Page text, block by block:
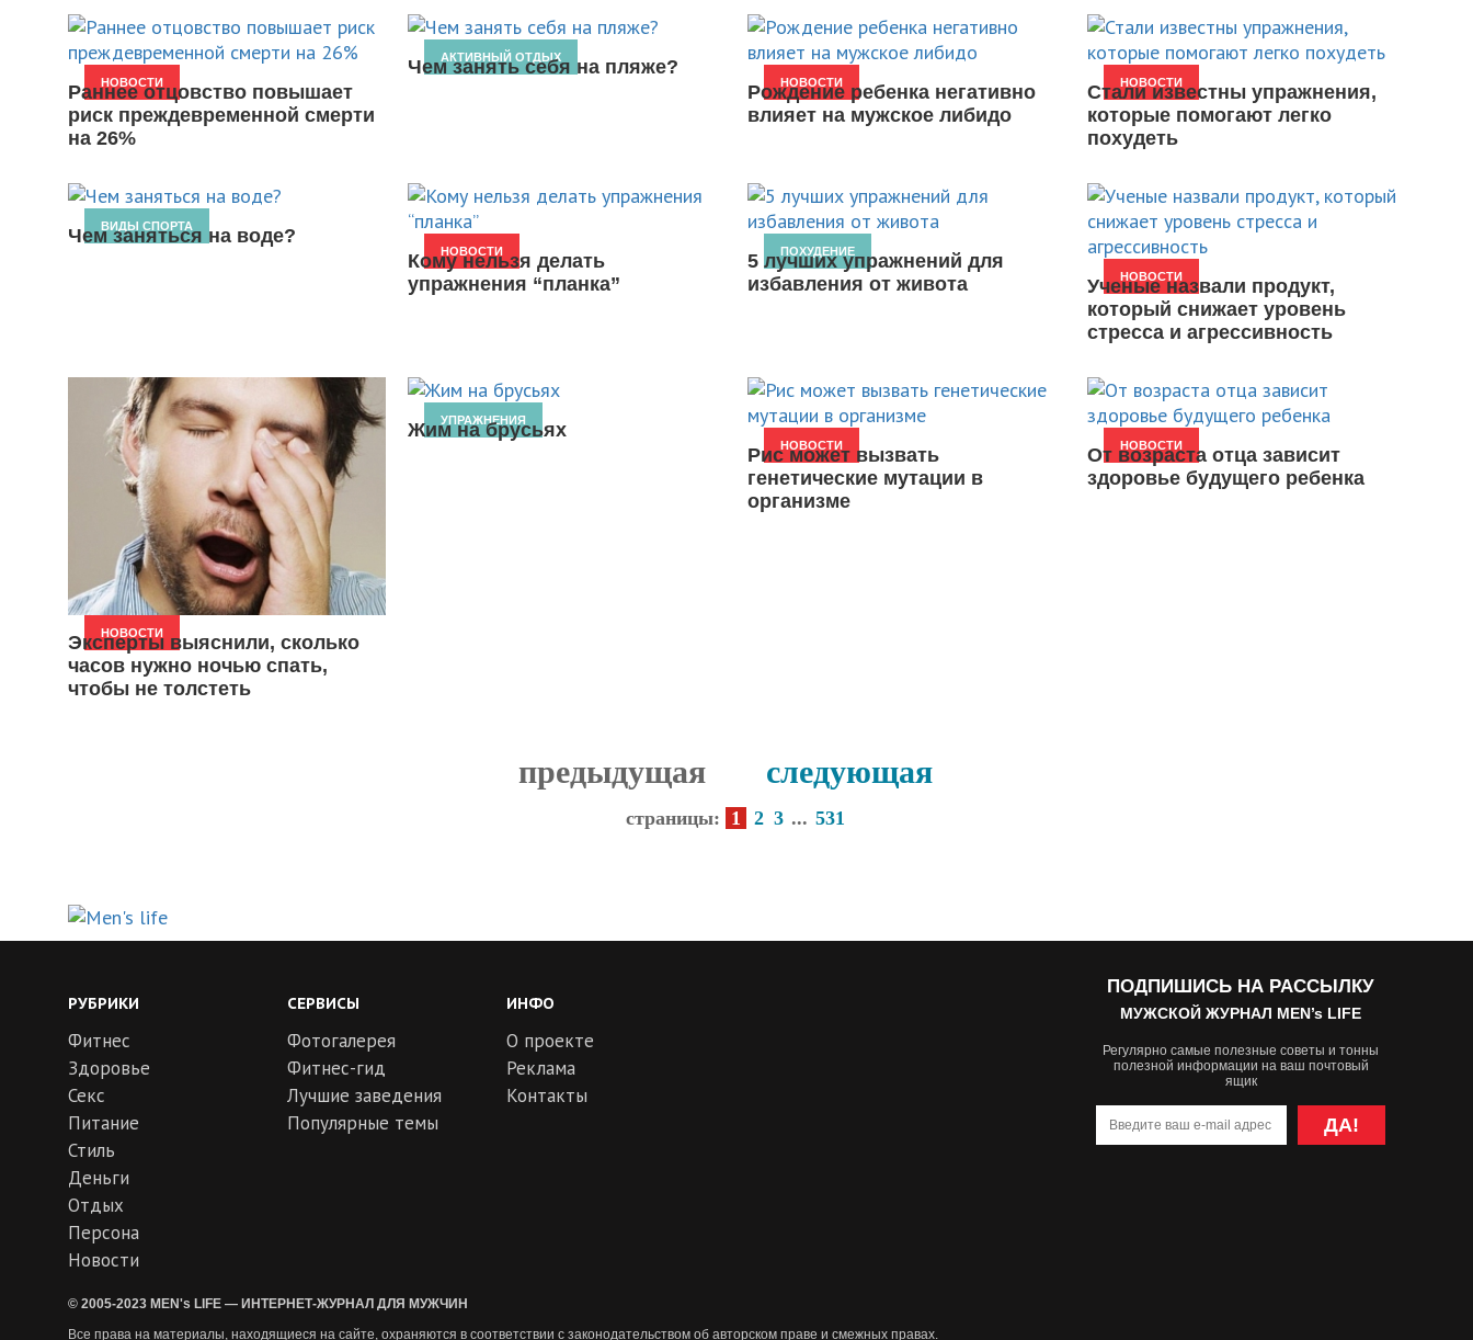
НОВОСТИ
Раннее отцовство повышает
риск преждевременной смерти
на 26%
АКТИВНЫЙ ОТДЫХ
Чем занять себя на пляже?
НОВОСТИ
Рождение ребенка негативно
влияет на мужское либидо
НОВОСТИ
Стали известны упражнения,
которые помогают легко
похудеть
ВИДЫ СПОРТА
Чем заняться на воде?
НОВОСТИ
Кому нельзя делать
упражнения “планка”
ПОХУДЕНИЕ
5 лучших упражнений для
избавления от живота
НОВОСТИ
Ученые назвали продукт,
который снижает уровень
стресса и агрессивность
НОВОСТИ
Эксперты выяснили, сколько
часов нужно ночью спать,
чтобы не толстеть
УПРАЖНЕНИЯ
Жим на брусьях
НОВОСТИ
Рис может вызвать
генетические мутации в
организме
НОВОСТИ
От возраста отца зависит
здоровье будущего ребенка
предыдущая следующая
страницы: 1 2 3 ... 531
ПОДПИШИСЬ НА РАССЫЛКУ
МУЖСКОЙ ЖУРНАЛ MEN’s LIFE
Регулярно самые полезные советы и тонны
полезной информации на ваш почтовый
ящик
ДА!
РУБРИКИ
Фитнес
Здоровье
Секс
Питание
Стиль
Деньги
Отдых
Персона
Новости
СЕРВИСЫ
Фотогалерея
Фитнес-гид
Лучшие заведения
Популярные темы
ИНФО
О проекте
Реклама
Контакты
© 2005-2023 MEN's LIFE — ИНТЕРНЕТ-ЖУРНАЛ ДЛЯ МУЖЧИН
Все права на материалы, находящиеся на сайте, охраняются в соответствии с законодательством об авторском праве и смежных правах.